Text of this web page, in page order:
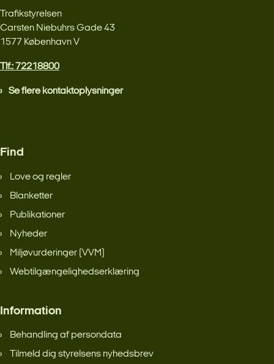
Trafikstyrelsen
Carsten Niebuhrs Gade 43
1577 København V
Tlf.: 72218800
Se flere kontaktoplysninger
Find
Love og regler
Blanketter
Publikationer
Nyheder
Miljøvurderinger (VVM)
Webtilgængelighedserklæring
Information
Behandling af persondata
Tilmeld dig styrelsens nyhedsbrev